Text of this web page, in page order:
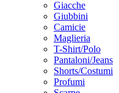
Giacche
Giubbini
Camicie
Maglieria
T-Shirt/Polo
Pantaloni/Jeans
Shorts/Costumi
Profumi